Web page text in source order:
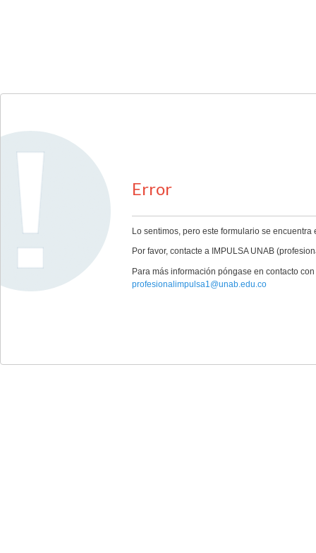
Error
Lo sentimos, pero este formulario se
Por favor, contacte a IMPULSA UNAB
Para más información póngase en contacto con
profesionalimpulsa1@unab.edu.co